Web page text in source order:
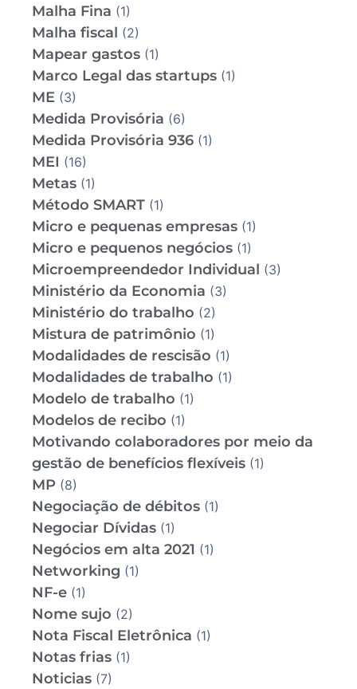
Malha Fina (1)
Malha fiscal (2)
Mapear gastos (1)
Marco Legal das startups (1)
ME (3)
Medida Provisória (6)
Medida Provisória 936 (1)
MEI (16)
Metas (1)
Método SMART (1)
Micro e pequenas empresas (1)
Micro e pequenos negócios (1)
Microempreendedor Individual (3)
Ministério da Economia (3)
Ministério do trabalho (2)
Mistura de patrimônio (1)
Modalidades de rescisão (1)
Modalidades de trabalho (1)
Modelo de trabalho (1)
Modelos de recibo (1)
Motivando colaboradores por meio da
gestão de benefícios flexíveis (1)
MP (8)
Negociação de débitos (1)
Negociar Dívidas (1)
Negócios em alta 2021 (1)
Networking (1)
NF-e (1)
Nome sujo (2)
Nota Fiscal Eletrônica (1)
Notas frias (1)
Noticias (7)